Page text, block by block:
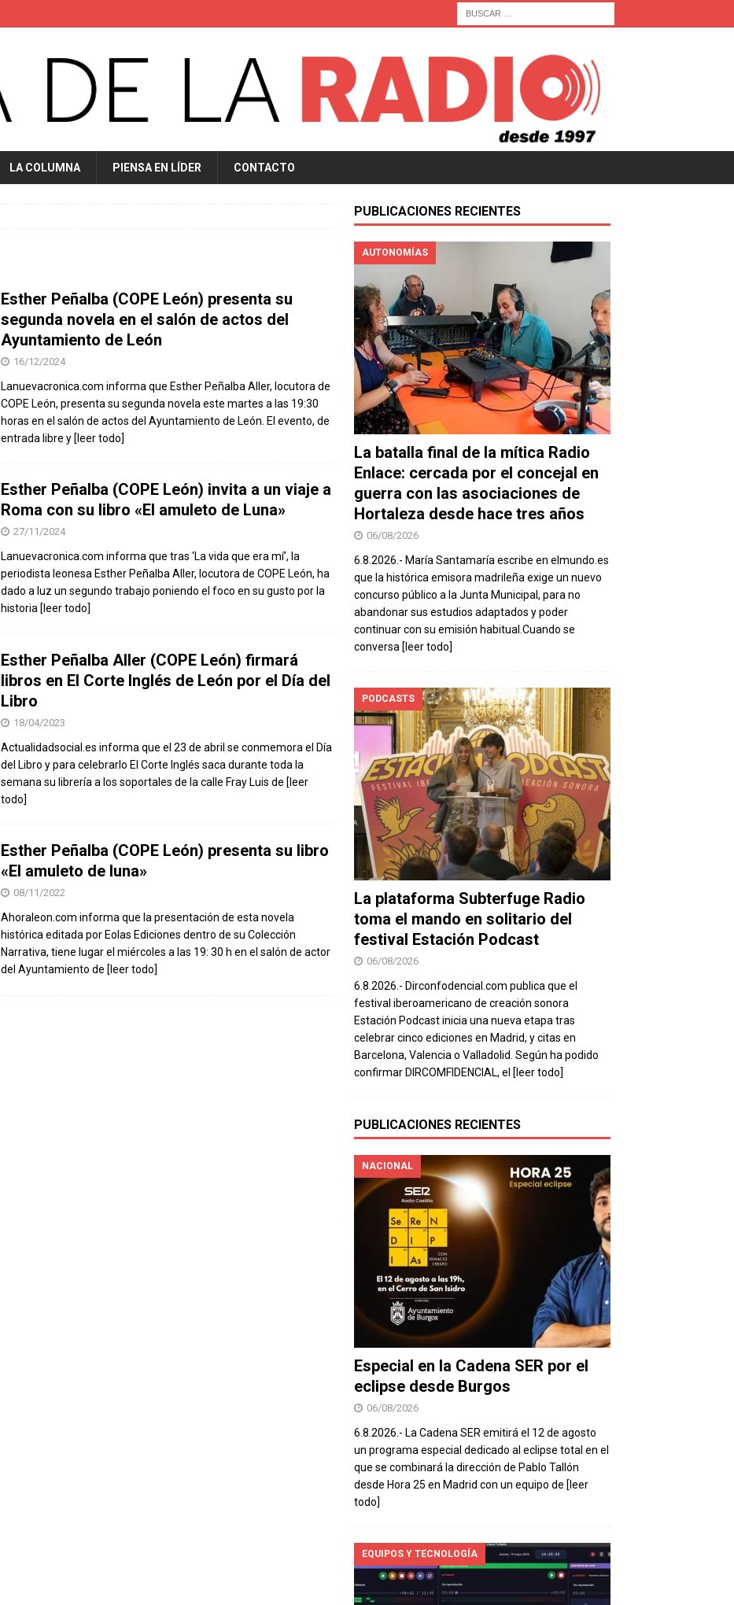
LA COLUMNA PIENSA EN LÍDER CONTACTO
Esther Peñalba (COPE León) presenta su
segunda novela en el salón de actos del
Ayuntamiento de León
16/12/2024
Lanuevacronica.com informa que Esther Peñalba Aller, locutora de
COPE León, presenta su segunda novela este martes a las 19:30
horas en el salón de actos del Ayuntamiento de León. El evento, de
entrada libre y [leer todo]
Esther Peñalba (COPE León) invita a un viaje a
Roma con su libro «El amuleto de Luna»
27/11/2024
Lanuevacronica.com informa que tras ‘La vida que era mí’, la
periodista leonesa Esther Peñalba Aller, locutora de COPE León, ha
dado a luz un segundo trabajo poniendo el foco en su gusto por la
historia [leer todo]
Esther Peñalba Aller (COPE León) firmará
libros en El Corte Inglés de León por el Día del
Libro
18/04/2023
Actualidadsocial.es informa que el 23 de abril se conmemora el Día
del Libro y para celebrarlo El Corte Inglés saca durante toda la
semana su librería a los soportales de la calle Fray Luis de [leer
todo]
Esther Peñalba (COPE León) presenta su libro
«El amuleto de luna»
08/11/2022
Ahoraleon.com informa que la presentación de esta novela
histórica editada por Eolas Ediciones dentro de su Colección
Narrativa, tiene lugar el miércoles a las 19: 30 h en el salón de actor
del Ayuntamiento de [leer todo]
PUBLICACIONES RECIENTES
AUTONOMÍAS
La batalla final de la mítica Radio
Enlace: cercada por el concejal en
guerra con las asociaciones de
Hortaleza desde hace tres años
06/08/2026
6.8.2026.- María Santamaría escribe en elmundo.es
que la histórica emisora madrileña exige un nuevo
concurso público a la Junta Municipal, para no
abandonar sus estudios adaptados y poder
continuar con su emisión habitual.Cuando se
conversa [leer todo]
PODCASTS
La plataforma Subterfuge Radio
toma el mando en solitario del
festival Estación Podcast
06/08/2026
6.8.2026.- Dirconfodencial.com publica que el
festival iberoamericano de creación sonora
Estación Podcast inicia una nueva etapa tras
celebrar cinco ediciones en Madrid, y citas en
Barcelona, Valencia o Valladolid. Según ha podido
confirmar DIRCOMFIDENCIAL, el [leer todo]
PUBLICACIONES RECIENTES
NACIONAL
Especial en la Cadena SER por el
eclipse desde Burgos
06/08/2026
6.8.2026.- La Cadena SER emitirá el 12 de agosto
un programa especial dedicado al eclipse total en el
que se combinará la dirección de Pablo Tallón
desde Hora 25 en Madrid con un equipo de [leer
todo]
EQUIPOS Y TECNOLOGÍA